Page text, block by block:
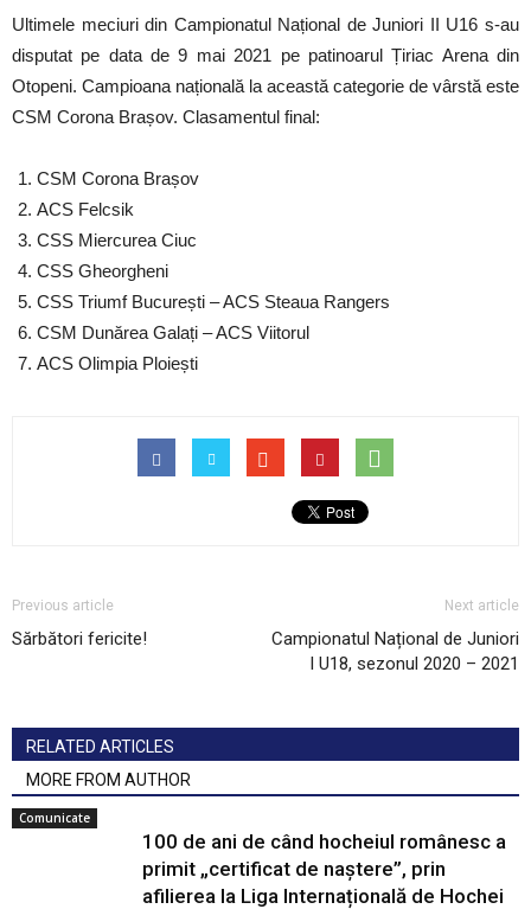
Ultimele meciuri din Campionatul Național de Juniori II U16 s-au
disputat pe data de 9 mai 2021 pe patinoarul Țiriac Arena din
Otopeni. Campioana națională la această categorie de vârstă este
CSM Corona Brașov. Clasamentul final:
CSM Corona Brașov
ACS Felcsik
CSS Miercurea Ciuc
CSS Gheorgheni
CSS Triumf București – ACS Steaua Rangers
CSM Dunărea Galați – ACS Viitorul
ACS Olimpia Ploiești
Previous article
Sărbători fericite!
Next article
Campionatul Național de Juniori
I U18, sezonul 2020 – 2021
RELATED ARTICLES
MORE FROM AUTHOR
Comunicate
100 de ani de când hocheiul românesc a
primit „certificat de naștere”, prin
afilierea la Liga Internațională de Hochei